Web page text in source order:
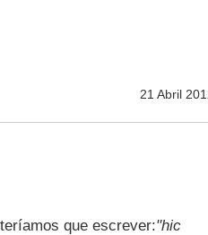
21 Abril
que escrever:"hic